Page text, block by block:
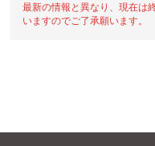
最新の情報と異なり、現在は
いますのでご了承願います。